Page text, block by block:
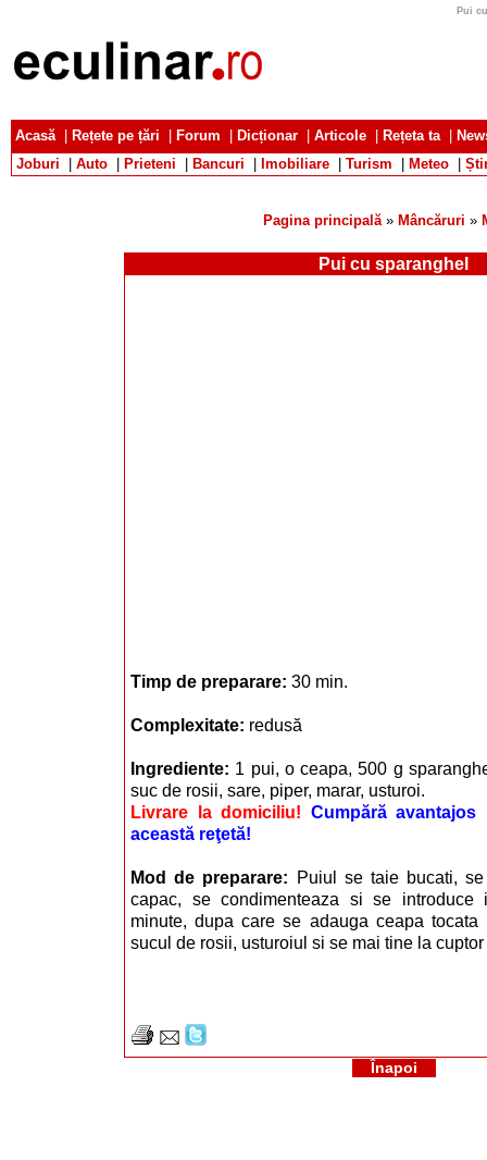
Pui
Acasă| Rețete pe țări Forum Dicționar Articole Rețeta ta|
Joburi
Auto Prieteni Bancuri Imobiliare Turism Meteo
Pagina principală» Mâncăruri »
Pui cu sparanghel
Timp de preparare: 30 min.
Complexitate: redusă
Ingrediente: 1 pui, o ceapa, 500 g
suc de rosii, sare, piper, marar, usturoi.
Livrare la domiciliu! Cumpără avantajos
această reţetă!
Mod de preparare: Puiul se taie bucati,
capac, se condimenteaza si se
minute, dupa care se adauga ceapa tocata
sucul de rosii, usturoiul si se mai tine la
Înapoi